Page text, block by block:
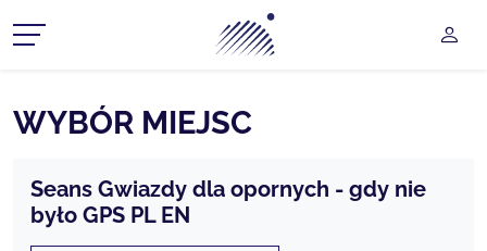
Planetarium Śląski Park
MENU ROZWIJANE
MENU ROZWIJANE
WYBÓR MIEJSC
Seans Gwiazdy dla opornych - gdy nie
było GPS PL EN